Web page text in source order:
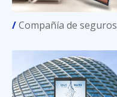
/Compañía de seguros